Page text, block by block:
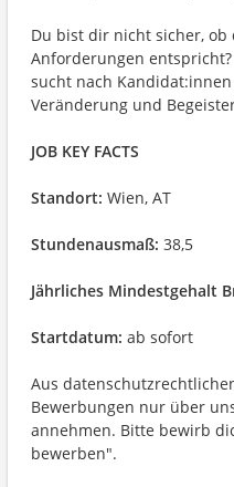
Du bist dir nicht sicher, ob
Anforderungen
sucht nach
Veränderung und
JOB KEY FACTS
Standort: Wien, AT
Stundenausmaß: 38,5
Jährliches Mindestgehalt
Startdatum: ab sofort
Aus
Bewerbungen nur über
annehmen. Bitte bewirb
bewerben".